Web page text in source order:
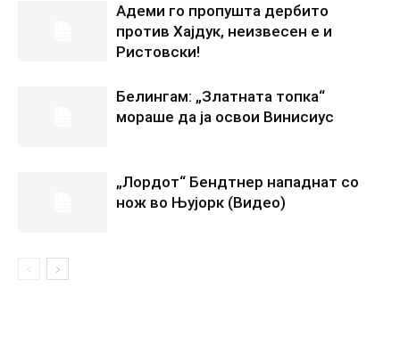
Адеми го пропушта дербито
против Хајдук, неизвесен е и
Ристовски!
Белингам: „Златната топка“
мораше да ја освои Винисиус
„Лордот“ Бендтнер нападнат со
нож во Њујорк (Видео)